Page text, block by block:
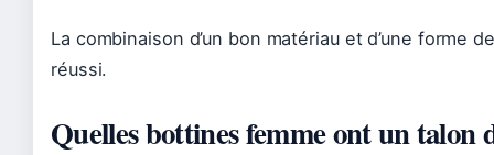
La combinaison d’un bon matériau et d’une forme
réussi.
Quelles bottines femme ont un talon